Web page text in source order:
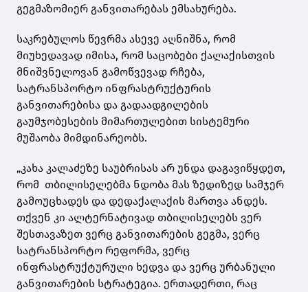
გეგმაზომიერ განვითარებას ემსახურება.
საკრებულოს წევრმა ასევე აღნიშნა, რომ
მიუხედავად იმისა, რომ საცობები ქალაქისთვის
მნიშვნელოვან გამოწვევად რჩება,
სატრანსპორტო ინფრასტრუქტურის
განვითარებისა და გადაადგილების
გაუმჯობესების მიმართულებით სისტემური
მუშაობა მიმდინარეობს.
„კახა კალაძეზე საუბრისას არ უნდა დაგავიწყდეთ,
რომ თბილისელებმა ნდობა მას ზედიზედ სამჯერ
გამოუცხადეს და დედაქალაქის მართვა ანდეს.
თქვენ კი ალტერნატივად თბილისელებს ვერ
შესთავაზეთ ვერც განვითარების გეგმა, ვერც
სატრანსპორტო რეფორმა, ვერც
ინფრასტრუქტურული ხედვა და ვერც ურბანული
განვითარების სტრატეგია. ერთადერთი, რაც